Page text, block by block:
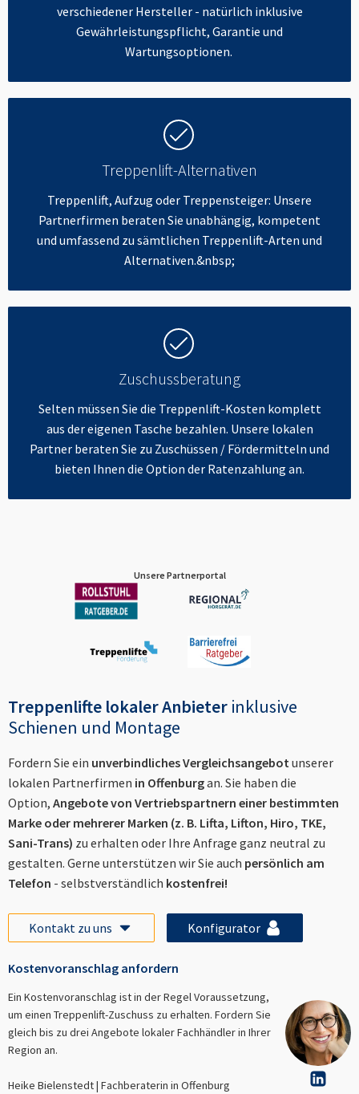
verschiedener Hersteller - natürlich inklusive
Gewährleistungspflicht, Garantie und
Wartungsoptionen.
Treppenlift-Alternativen
Treppenlift, Aufzug oder Treppensteiger: Unsere
Partnerfirmen beraten Sie unabhängig, kompetent
und umfassend zu sämtlichen Treppenlift-Arten und
Alternativen.&nbsp;
Zuschussberatung
Selten müssen Sie die Treppenlift-Kosten komplett
aus der eigenen Tasche bezahlen. Unsere lokalen
Partner beraten Sie zu Zuschüssen / Fördermitteln und
bieten Ihnen die Option der Ratenzahlung an.
Unsere Partnerportal
Treppenlifte lokaler Anbieter inklusive
Schienen und Montage
Fordern Sie ein unverbindliches Vergleichsangebotunserer
lokalen Partnerfirmen in Offenburgan. Sie haben die
Option, Angebote von Vertriebspartnern einer bestimmten
Marke oder mehrerer Marken (z. B. Lifta, Lifton, Hiro, TKE,
Sani-Trans) zu erhalten oder Ihre Anfrage ganz neutral zu
gestalten. Gerne unterstützen wir Sie auch persönlich am
Telefon - selbstverständlich kostenfrei!
Kontakt zu uns Konfigurator
Kostenvoranschlag anfordern
Ein Kostenvoranschlag ist in der Regel Voraussetzung,
um einen Treppenlift-Zuschuss zu erhalten. Fordern Sie
gleich bis zu drei Angebote lokaler Fachhändler in Ihrer
Region an.
Heike Bielenstedt | Fachberaterin in Offenburg